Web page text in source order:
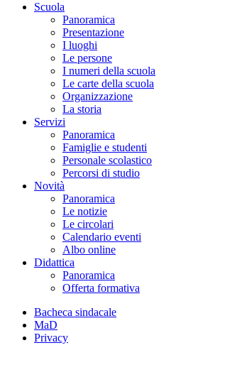
Scuola
Panoramica
Presentazione
I luoghi
Le persone
I numeri della scuola
Le carte della scuola
Organizzazione
La storia
Servizi
Panoramica
Famiglie e studenti
Personale scolastico
Percorsi di studio
Novità
Panoramica
Le notizie
Le circolari
Calendario eventi
Albo online
Didattica
Panoramica
Offerta formativa
Bacheca sindacale
MaD
Privacy